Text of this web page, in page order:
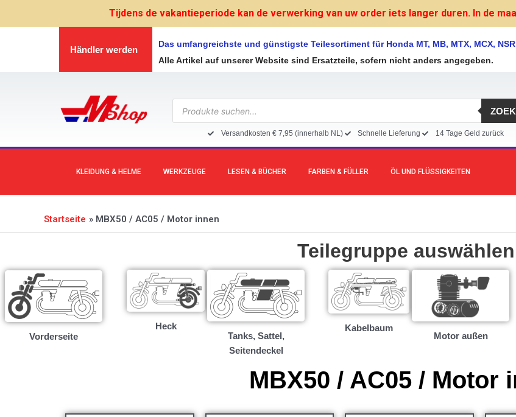
Tijdens de vakantieperiode kan de verwerking van uw order iets langer duren. In de
Händler werden
Das umfangreichste und günstigste Teilesortiment für Honda MT, MB, MTX, MCX, NSR
Alle Artikel auf unserer Website sind Ersatzteile, sofern nicht anders angegeben.
Products
search
Versandkosten € 7,95 (innerhalb NL) Schnelle Lieferung 14 Tage Geld zurück
KLEIDUNG & HELME WERKZEUGE LESEN & BÜCHER FARBEN & FÜLLER ÖL UND FLÜSSIGKEITEN
Startseite MBX50 / AC05 / Motor innen
Teilegruppe
Vorderseite
Heck
Tanks, Sattel,
Seitendeckel
Kabelbaum
Motor außen
MBX50 / AC05 / Motor